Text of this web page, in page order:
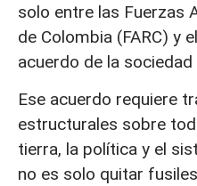
solo entre las Fuerzas
de Colombia (FARC) y
acuerdo de la
Ese acuerdo requiere
estructurales sobre
tierra, la política y el
no es solo quitar